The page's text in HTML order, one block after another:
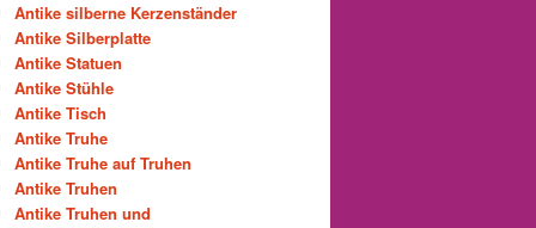
Antike silberne Kerzenständer
Antike Silberplatte
Antike Statuen
Antike Stühle
Antike Tisch
Antike Truhe
Antike Truhe auf Truhen
Antike Truhen
Antike Truhen und